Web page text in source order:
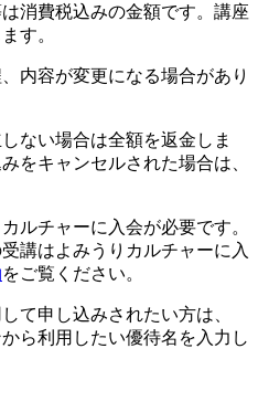
消費税込みの金額です。講座
す。
内容が変更になる場合があり
ない場合は全額を返金しま
をキャンセルされた場合は、
ルチャーに入会が必要です。
講はよみうりカルチャーに入
をご覧ください。
て申し込みされたい方は、
ら利用したい優待名を入力し